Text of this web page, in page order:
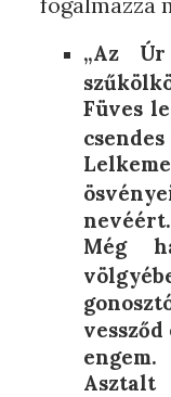
„Az
Füves
nevéért.
Még
engem.